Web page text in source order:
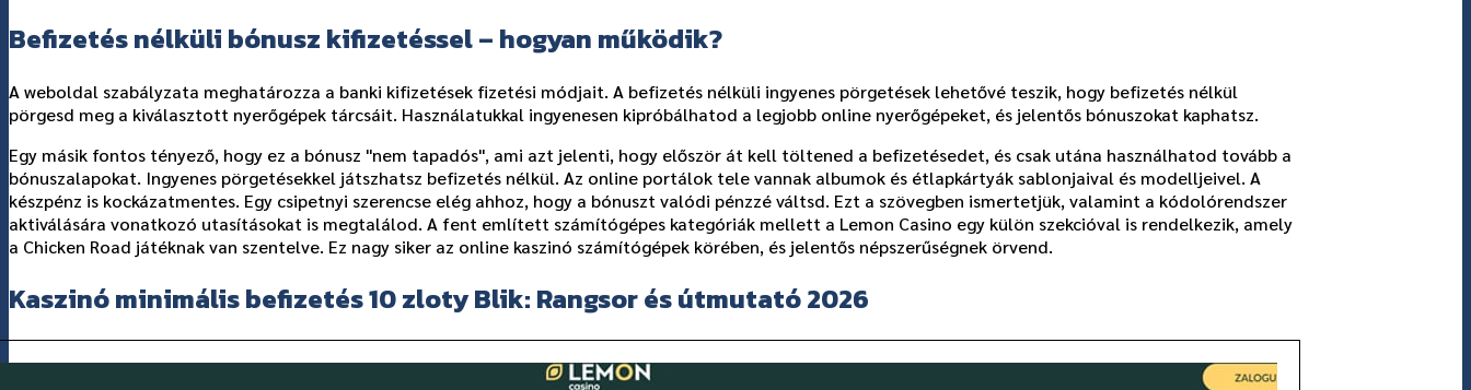
Befizetés nélküli bónusz kifizetéssel – hogyan működik?
A weboldal szabályzata meghatározza a banki kifizetések fizetési módjait. A befizetés nélküli ingyenes pörgetések lehetővé teszik, hogy befizetés nélkül
pörgesd meg a kiválasztott nyerőgépek tárcsáit. Használatukkal ingyenesen kipróbálhatod a legjobb online nyerőgépeket, és jelentős bónuszokat kaphatsz.
Egy másik fontos tényező, hogy ez a bónusz "nem tapadós", ami azt jelenti, hogy először át kell töltened a befizetésedet, és csak utána használhatod tovább a
bónuszalapokat. Ingyenes pörgetésekkel játszhatsz befizetés nélkül. Az online portálok tele vannak albumok és étlapkártyák sablonjaival és modelljeivel. A
készpénz is kockázatmentes. Egy csipetnyi szerencse elég ahhoz, hogy a bónuszt valódi pénzzé váltsd. Ezt a szövegben ismertetjük, valamint a kódolórendszer
aktiválására vonatkozó utasításokat is megtalálod. A fent említett számítógépes kategóriák mellett a Lemon Casino egy külön szekcióval is rendelkezik, amely
a Chicken Road játéknak van szentelve. Ez nagy siker az online kaszinó számítógépek körében, és jelentős népszerűségnek örvend.
Kaszinó minimális befizetés 10 zloty Blik: Rangsor és útmutató 2026